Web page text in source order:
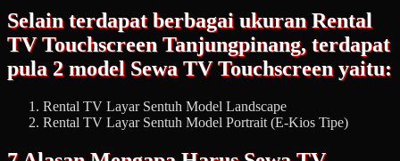
Selain terdapat berbagai ukuran Rental
TV Touchscreen Tanjungpinang, terdapat
pula 2 model Sewa TV Touchscreen yaitu:
Rental TV Layar Sentuh Model Landscape
Rental TV Layar Sentuh Model Portrait (E-Kios Tipe)